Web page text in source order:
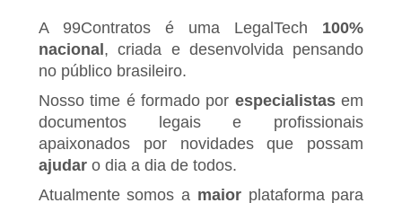
A 99Contratos é uma LegalTech 100%
nacional, criada e desenvolvida pensando
no público brasileiro.
Nosso time é formado por especialistasem
documentos legais e profissionais
apaixonados por novidades que possam
ajudaro dia a dia de todos.
Atualmente somos a maiorplataforma para